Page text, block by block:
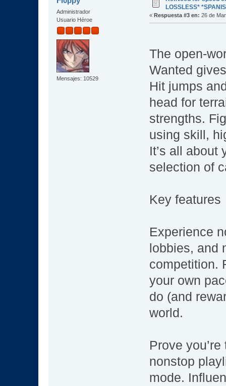
Administrador
Usuario Héroe
Mensajes: 10529
LOSSLESS*
« Respuesta #3 en: 26 de
The open-
Wanted
Hit jumps
head for
strengths.
using skill,
It’s all about
selection of
Key features
Experience
lobbies, and
competition.
your own
do (and
world.
Prove
nonstop
mode.